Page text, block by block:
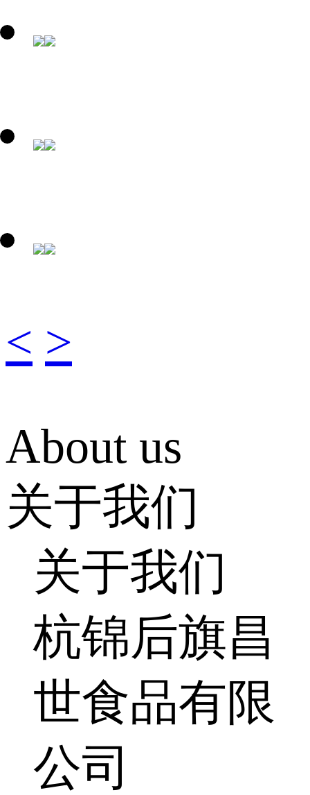
< >
About us
关于我们
关于我们
杭锦后旗昌
世食品有限
公司